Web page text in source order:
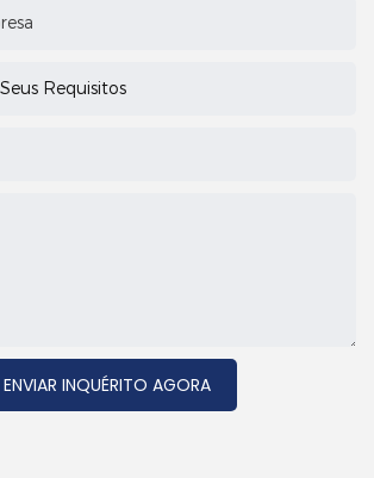
Requisitos
ENVIAR INQUÉRITO AGORA